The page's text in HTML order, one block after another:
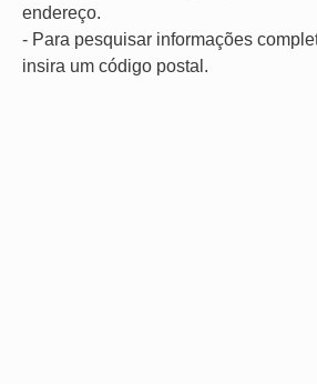
endereço.
- Para pesquisar informações
insira um código postal.